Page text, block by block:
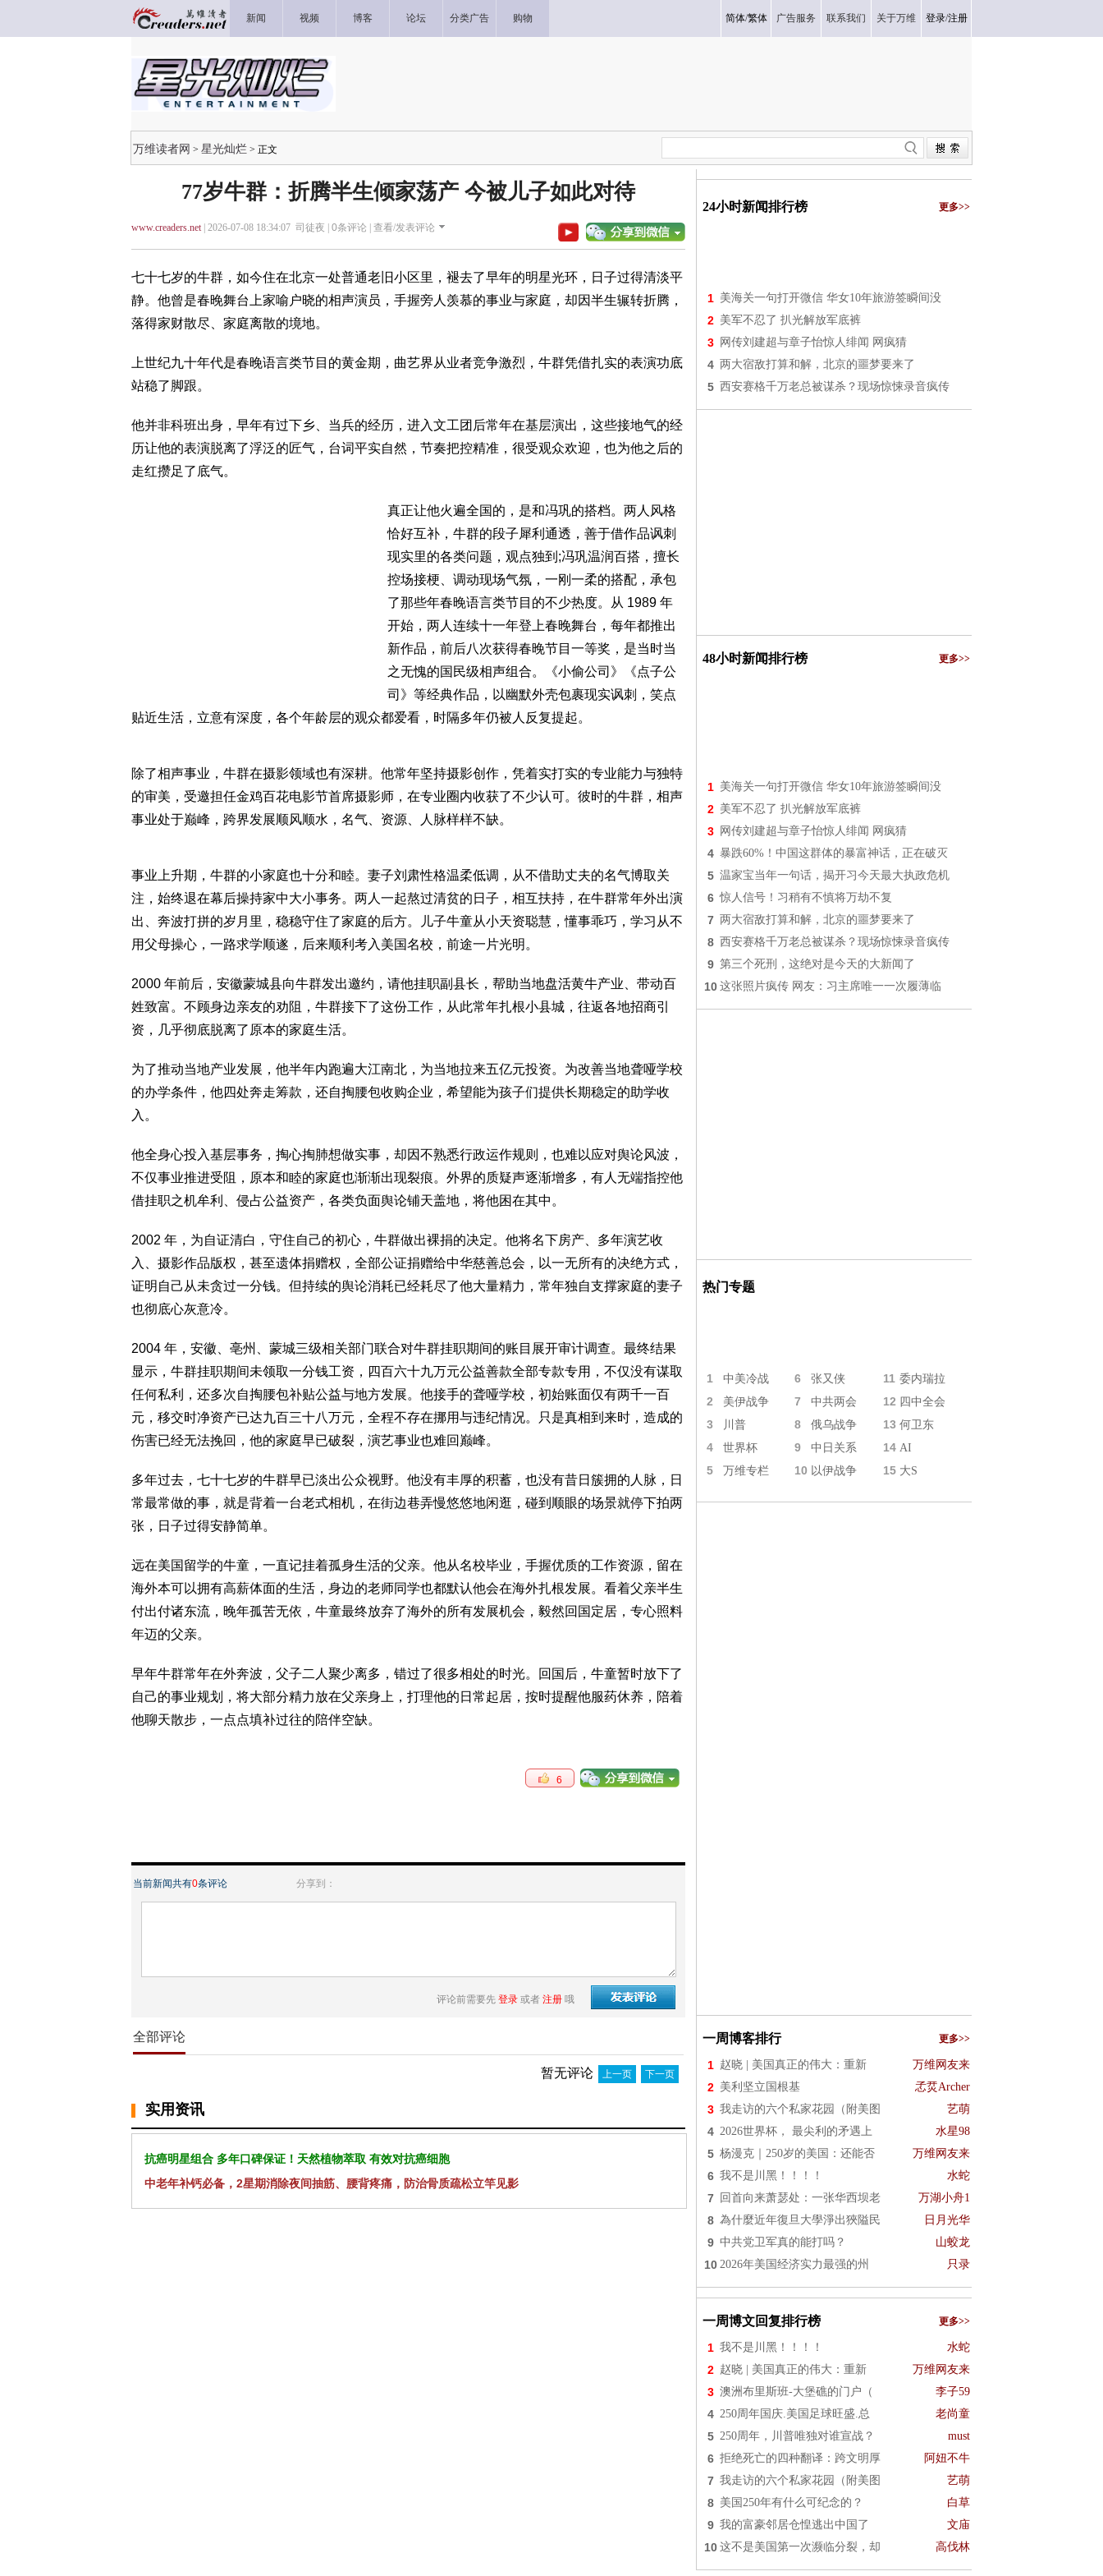
新闻 视频 博客 论坛 分类广告 购物 简体/繁体 广告服务 联系我们 关于万维 登录/注册
万维读者网 > 星光灿烂 > 正文
77岁牛群：折腾半生倾家荡产 今被儿子如此对待
www.creaders.net| 2026-07-08 18:34:07 司徒夜 | 0条评论 | 查看/发表评论
七十七岁的牛群，如今住在北京一处普通老旧小区里，褪去了早年的明星光环，日子过得清淡平
静。他曾是春晚舞台上家喻户晓的相声演员，手握旁人羡慕的事业与家庭，却因半生辗转折腾，
落得家财散尽、家庭离散的境地。
上世纪九十年代是春晚语言类节目的黄金期，曲艺界从业者竞争激烈，牛群凭借扎实的表演功底
站稳了脚跟。
他并非科班出身，早年有过下乡、当兵的经历，进入文工团后常年在基层演出，这些接地气的经
历让他的表演脱离了浮泛的匠气，台词平实自然，节奏把控精准，很受观众欢迎，也为他之后的
走红攒足了底气。
真正让他火遍全国的，是和冯巩的搭档。两人风格
恰好互补，牛群的段子犀利通透，善于借作品讽刺
现实里的各类问题，观点独到;冯巩温润百搭，擅长
控场接梗、调动现场气氛，一刚一柔的搭配，承包
了那些年春晚语言类节目的不少热度。从 1989 年
开始，两人连续十一年登上春晚舞台，每年都推出
新作品，前后八次获得春晚节目一等奖，是当时当
之无愧的国民级相声组合。《小偷公司》《点子公
司》等经典作品，以幽默外壳包裹现实讽刺，笑点
贴近生活，立意有深度，各个年龄层的观众都爱看，时隔多年仍被人反复提起。
除了相声事业，牛群在摄影领域也有深耕。他常年坚持摄影创作，凭着实打实的专业能力与独特
的审美，受邀担任金鸡百花电影节首席摄影师，在专业圈内收获了不少认可。彼时的牛群，相声
事业处于巅峰，跨界发展顺风顺水，名气、资源、人脉样样不缺。
事业上升期，牛群的小家庭也十分和睦。妻子刘肃性格温柔低调，从不借助丈夫的名气博取关
注，始终退在幕后操持家中大小事务。两人一起熬过清贫的日子，相互扶持，在牛群常年外出演
出、奔波打拼的岁月里，稳稳守住了家庭的后方。儿子牛童从小天资聪慧，懂事乖巧，学习从不
用父母操心，一路求学顺遂，后来顺利考入美国名校，前途一片光明。
2000 年前后，安徽蒙城县向牛群发出邀约，请他挂职副县长，帮助当地盘活黄牛产业、带动百
姓致富。不顾身边亲友的劝阻，牛群接下了这份工作，从此常年扎根小县城，往返各地招商引
资，几乎彻底脱离了原本的家庭生活。
为了推动当地产业发展，他半年内跑遍大江南北，为当地拉来五亿元投资。为改善当地聋哑学校
的办学条件，他四处奔走筹款，还自掏腰包收购企业，希望能为孩子们提供长期稳定的助学收
入。
他全身心投入基层事务，掏心掏肺想做实事，却因不熟悉行政运作规则，也难以应对舆论风波，
不仅事业推进受阻，原本和睦的家庭也渐渐出现裂痕。外界的质疑声逐渐增多，有人无端指控他
借挂职之机牟利、侵占公益资产，各类负面舆论铺天盖地，将他困在其中。
2002 年，为自证清白，守住自己的初心，牛群做出裸捐的决定。他将名下房产、多年演艺收
入、摄影作品版权，甚至遗体捐赠权，全部公证捐赠给中华慈善总会，以一无所有的决绝方式，
证明自己从未贪过一分钱。但持续的舆论消耗已经耗尽了他大量精力，常年独自支撑家庭的妻子
也彻底心灰意冷。
2004 年，安徽、亳州、蒙城三级相关部门联合对牛群挂职期间的账目展开审计调查。最终结果
显示，牛群挂职期间未领取一分钱工资，四百六十九万元公益善款全部专款专用，不仅没有谋取
任何私利，还多次自掏腰包补贴公益与地方发展。他接手的聋哑学校，初始账面仅有两千一百
元，移交时净资产已达九百三十八万元，全程不存在挪用与违纪情况。只是真相到来时，造成的
伤害已经无法挽回，他的家庭早已破裂，演艺事业也难回巅峰。
多年过去，七十七岁的牛群早已淡出公众视野。他没有丰厚的积蓄，也没有昔日簇拥的人脉，日
常最常做的事，就是背着一台老式相机，在街边巷弄慢悠悠地闲逛，碰到顺眼的场景就停下拍两
张，日子过得安静简单。
远在美国留学的牛童，一直记挂着孤身生活的父亲。他从名校毕业，手握优质的工作资源，留在
海外本可以拥有高薪体面的生活，身边的老师同学也都默认他会在海外扎根发展。看着父亲半生
付出付诸东流，晚年孤苦无依，牛童最终放弃了海外的所有发展机会，毅然回国定居，专心照料
年迈的父亲。
早年牛群常年在外奔波，父子二人聚少离多，错过了很多相处的时光。回国后，牛童暂时放下了
自己的事业规划，将大部分精力放在父亲身上，打理他的日常起居，按时提醒他服药休养，陪着
他聊天散步，一点点填补过往的陪伴空缺。
6
当前新闻共有0条评论 分享到：
评论前需要先 登录 或者 注册 哦
全部评论
暂无评论 上一页 下一页
实用资讯
抗癌明星组合 多年口碑保证！天然植物萃取 有效对抗癌细胞
中老年补钙必备，2星期消除夜间抽筋、腰背疼痛，防治骨质疏松立竿见影
24小时新闻排行榜 更多>>
1 美海关一句打开微信 华女10年旅游签瞬间没
2 美军不忍了 扒光解放军底裤
3 网传刘建超与章子怡惊人绯闻 网疯猜
4 两大宿敌打算和解，北京的噩梦要来了
5 西安赛格千万老总被谋杀？现场惊悚录音疯传
48小时新闻排行榜 更多>>
1 美海关一句打开微信 华女10年旅游签瞬间没
2 美军不忍了 扒光解放军底裤
3 网传刘建超与章子怡惊人绯闻 网疯猜
4 暴跌60%！中国这群体的暴富神话，正在破灭
5 温家宝当年一句话，揭开习今天最大执政危机
6 惊人信号！习稍有不慎将万劫不复
7 两大宿敌打算和解，北京的噩梦要来了
8 西安赛格千万老总被谋杀？现场惊悚录音疯传
9 第三个死刑，这绝对是今天的大新闻了
10 这张照片疯传 网友：习主席唯一一次履薄临
热门专题
1 中美冷战 6 张又侠 11 委内瑞拉
2 美伊战争 7 中共两会 12 四中全会
3 川普 8 俄乌战争 13 何卫东
4 世界杯 9 中日关系 14 AI
5 万维专栏 10 以伊战争 15 大S
一周博客排行 更多>>
1 赵晓 | 美国真正的伟大：重新 万维网友来
2 美利坚立国根基 孞烎Archer
3 我走访的六个私家花园（附美图 艺萌
4 2026世界杯， 最尖利的矛遇上 水星98
5 杨漫克｜250岁的美国：还能否 万维网友来
6 我不是川黑！！！！ 水蛇
7 回首向来萧瑟处：一张华西坝老 万湖小舟1
8 為什麼近年復旦大學淨出狹隘民 日月光华
9 中共党卫军真的能打吗？ 山蛟龙
10 2026年美国经济实力最强的州 只录
一周博文回复排行榜 更多>>
1 我不是川黑！！！！ 水蛇
2 赵晓 | 美国真正的伟大：重新 万维网友来
3 澳洲布里斯班-大堡礁的门户（ 李子59
4 250周年国庆.美国足球旺盛.总 老尚童
5 250周年，川普唯独对谁宣战？ must
6 拒绝死亡的四种翻译：跨文明厚 阿妞不牛
7 我走访的六个私家花园（附美图 艺萌
8 美国250年有什么可纪念的？ 白草
9 我的富豪邻居仓惶逃出中国了 文庙
10 这不是美国第一次濒临分裂，却 高伐林